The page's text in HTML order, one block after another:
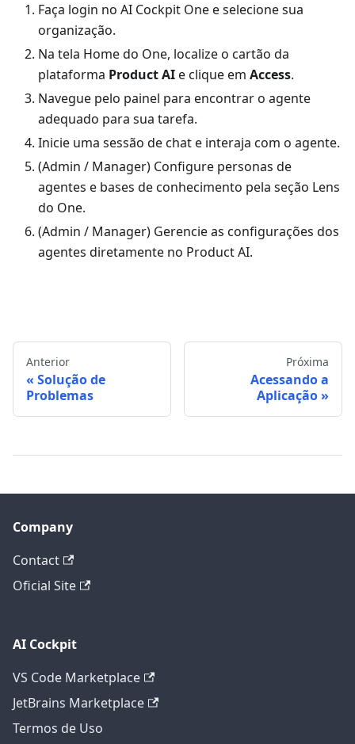
Faça login no AI Cockpit One e selecione sua
organização.
Na tela Home do One, localize o cartão da
plataforma Product AIe clique em Access.
Navegue pelo painel para encontrar o agente
adequado para sua tarefa.
Inicie uma sessão de chat e interaja com o agente.
(Admin / Manager) Configure personas de
agentes e bases de conhecimento pela seção Lens
do One.
(Admin / Manager) Gerencie as configurações dos
agentes diretamente no Product AI.
Anterior
Solução de
Problemas
Próxima
Acessando a
Aplicação
Company
Contact
Oficial Site
AI Cockpit
VS Code Marketplace
JetBrains Marketplace
Termos de Uso